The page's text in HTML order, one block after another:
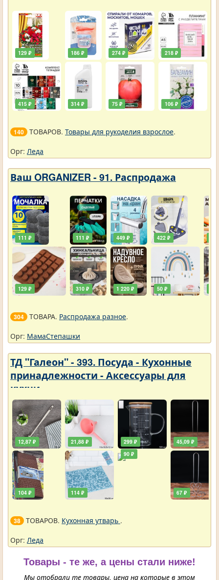
129 ₽
415 ₽
186 ₽
314 ₽
274 ₽
75 ₽
218 ₽
106 ₽
140 ТОВАРОВ. Товары для рукоделия взрослое.
Орг: Леда
Ваш ORGANIZER - 91. Распродажа
111 ₽
129 ₽
111 ₽
310 ₽
449 ₽
1 220 ₽
422 ₽
50 ₽
304 ТОВАРА. Распродажа разное.
Орг: МамаСтепашки
ТД "Галеон" - 393. Посуда - Кухонные
принадлежности - Аксессуары для
кухни
12,87 ₽
104 ₽
21,88 ₽
114 ₽
299 ₽
90 ₽
45,09 ₽
67 ₽
38 ТОВАРОВ. Кухонная утварь .
Орг: Леда
Товары - те же, а цены стали ниже!
Мы отобрали те товары, цена на которые в этом